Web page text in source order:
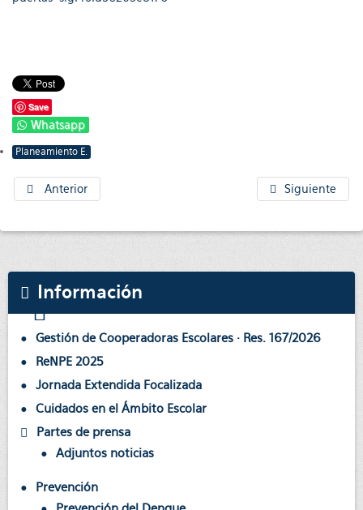
Save
Whatsapp
Planeamiento E.
Anterior Siguiente
Información
Gestión de Cooperadoras Escolares · Res. 167/2026
ReNPE 2025
Jornada Extendida Focalizada
Cuidados en el Ámbito Escolar
Partes de prensa
Adjuntos noticias
Prevención